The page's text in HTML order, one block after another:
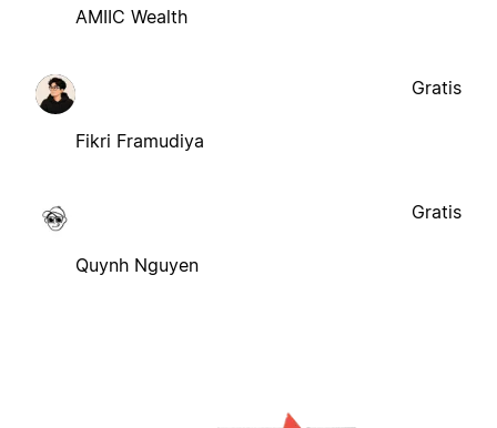
AMIIC Wealth
Fikri Framudiya
Gratis
Quynh Nguyen
Gratis